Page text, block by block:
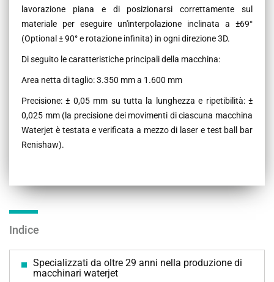
lavorazione piana e di posizionarsi correttamente sul
materiale per eseguire un'interpolazione inclinata a ±69°
(Optional ± 90° e rotazione infinita) in ogni direzione 3D.
Di seguito le caratteristiche principali della macchina:
Area netta di taglio: 3.350 mm a 1.600 mm
Precisione: ± 0,05 mm su tutta la lunghezza e ripetibilità: ±
0,025 mm (la precisione dei movimenti di ciascuna macchina
Waterjet è testata e verificata a mezzo di laser e test ball bar
Renishaw).
Indice
Specializzati da oltre 29 anni nella produzione di
macchinari waterjet